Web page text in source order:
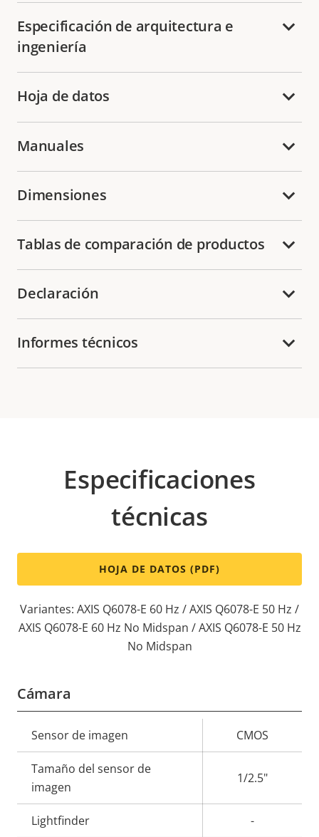
Especificación de arquitectura e
ingeniería
Hoja de datos
Manuales
Dimensiones
Tablas de comparación de productos
Declaración
Informes técnicos
Especificaciones
técnicas
HOJA DE DATOS (PDF)
Variantes: AXIS Q6078-E 60 Hz / AXIS Q6078-E 50 Hz /
AXIS Q6078-E 60 Hz No Midspan / AXIS Q6078-E 50 Hz
No Midspan
Cámara
Descripción
de
propiedad
la
propiedad
Sensor de imagen CMOS
Tamaño del sensor de
imagen
1/2.5"
Lightfinder -